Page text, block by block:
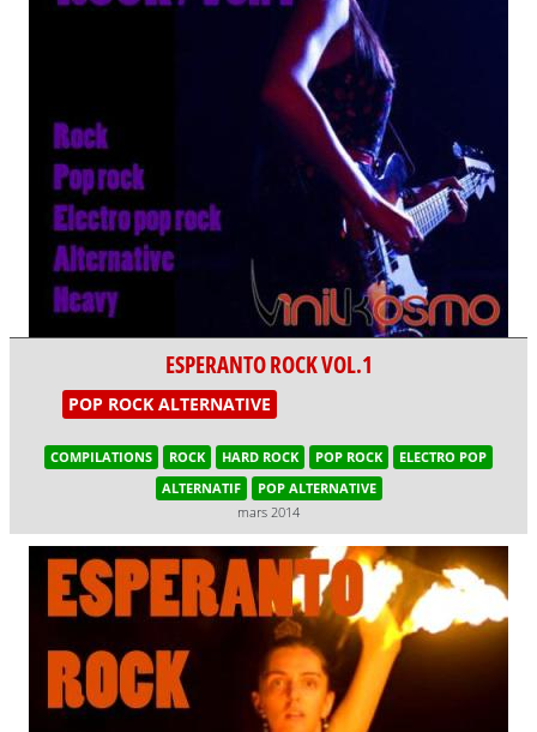
ESPERANTO ROCK VOL.1
POP ROCK ALTERNATIVE
COMPILATIONS ROCK HARD ROCK POP ROCK
ELECTRO POP
ALTERNATIF
POP ALTERNATIVE
mars 2014